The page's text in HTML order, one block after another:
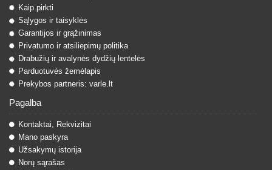
Kaip pirkti
Sąlygos ir taisyklės
Garantijos ir grąžinimas
Privatumo ir atsiliepimų politika
Drabužių ir avalynės dydžių lentelės
Parduotuvės žemėlapis
Prekybos partneris: varle.lt
Pagalba
Kontaktai, Rekvizitai
Mano paskyra
Užsakymų istorija
Norų sąrašas